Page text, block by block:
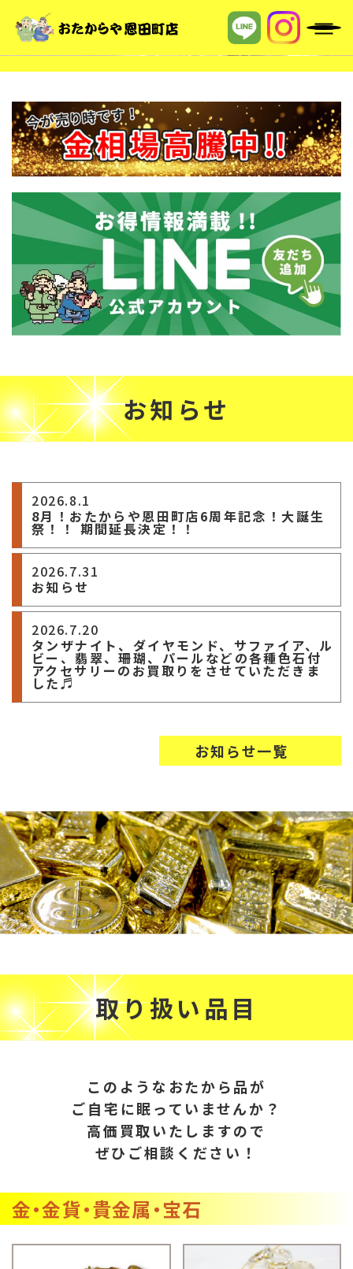
お知らせ
2026.8.1
8月！おたからや恩田町店6周年記念！大誕生
祭！！ 期間延長決定！！
2026.7.31
お知らせ
2026.7.20
タンザナイト、ダイヤモンド、サファイア、ル
ビー、翡翠、珊瑚、パールなどの各種色石付
アクセサリーのお買取りをさせていただきま
した♬
お知らせ一覧
取り扱い品目
このようなおたから品が
ご自宅に眠っていませんか？
高価買取いたしますので
ぜひご相談ください！
金・金貨・貴金属・宝石